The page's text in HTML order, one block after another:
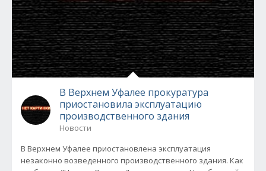
В Верхнем Уфалее прокуратура
приостановила эксплуатацию
производственного здания
Новости
В Верхнем Уфалее приостановлена эксплуатация
незаконно возведенного производственного здания. Как